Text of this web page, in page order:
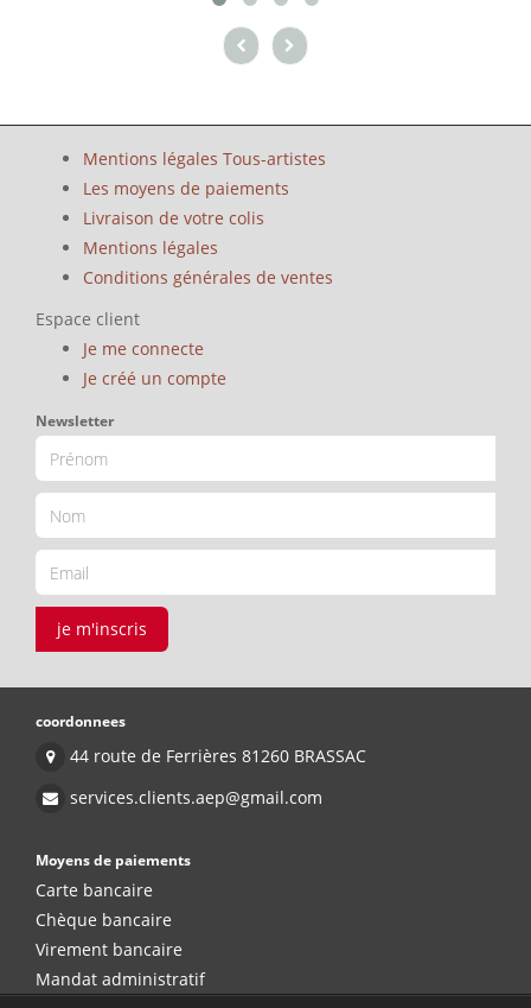
Mentions légales Tous-artistes
Les moyens de paiements
Livraison de votre colis
Mentions légales
Conditions générales de ventes
Espace client
Je me connecte
Je créé un compte
Newsletter
je m'inscris
coordonnees
44 route de Ferrières 81260 BRASSAC
services.clients.aep@gmail.com
Moyens de paiements
Carte bancaire
Chèque bancaire
Virement bancaire
Mandat administratif